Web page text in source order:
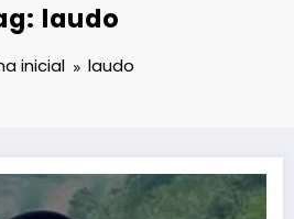
laudo
inicial laudo